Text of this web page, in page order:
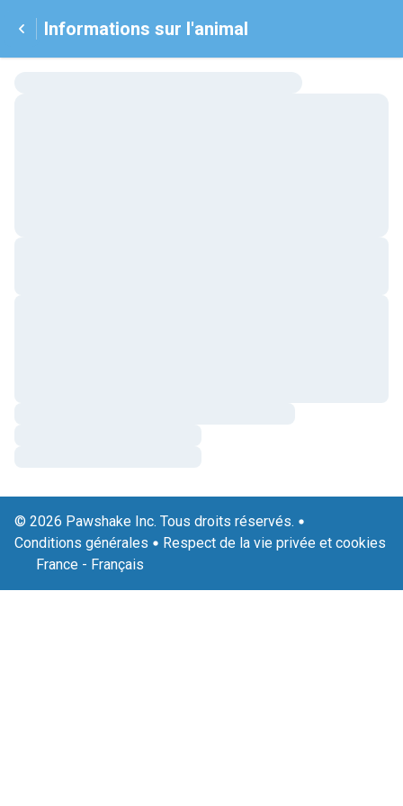
Informations sur l'animal
© 2026 Pawshake Inc. Tous droits réservés.
Conditions générales
Respect de la vie privée et cookies
France - Français